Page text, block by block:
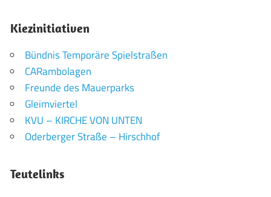
Kiezinitiativen
Bündnis Temporäre Spielstraßen
CARambolagen
Freunde des Mauerparks
Gleimviertel
KVU – KIRCHE VON UNTEN
Oderberger Straße – Hirschhof
Teutelinks